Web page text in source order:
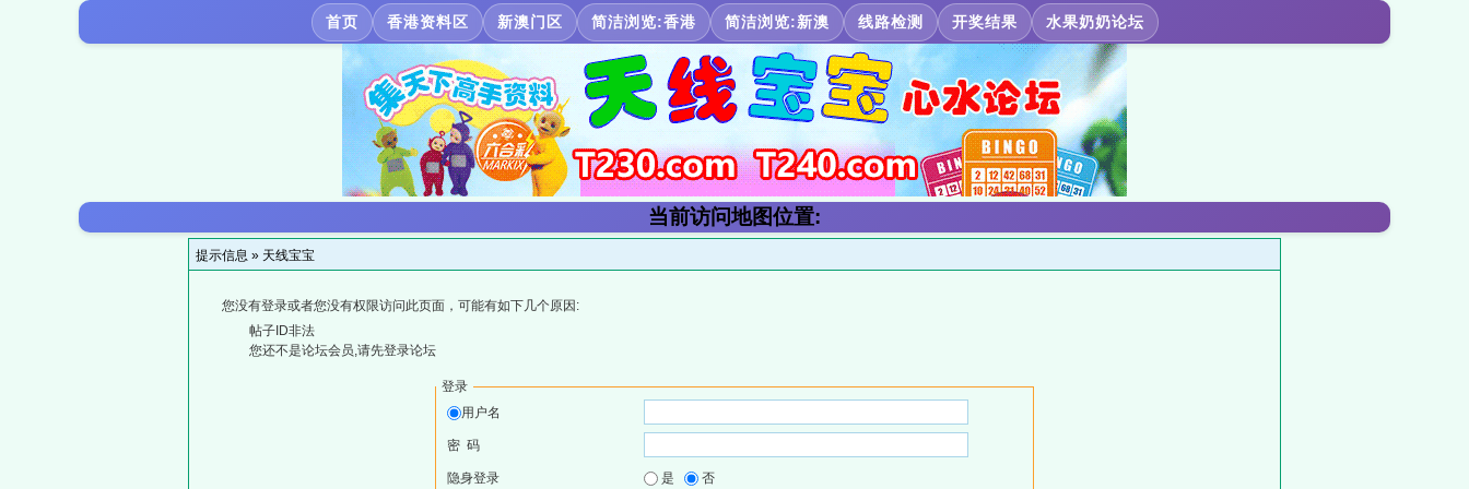
首页 香港资料区 新澳门区 简洁浏览:香港 简洁浏览:新澳 线路检测 开奖结果 水果奶奶论坛
当前访问地图位置:
提示信息 » 天线宝宝
您没有登录或者您没有权限访问此页面，可能有如下几个原因:
帖子ID非法
您还不是论坛会员,请先登录论坛
登录
用户名
密 码
隐身登录 是 否